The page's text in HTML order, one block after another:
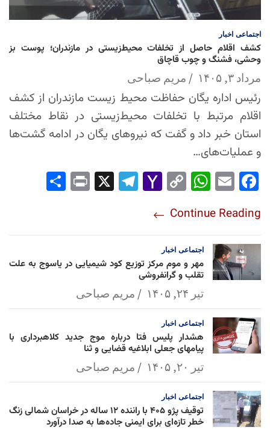
اجتماعی اخبار
کشف اقلام حاصل از تخلفات محیط‌زیستی در مازندران؛ پوست بز
وحشی، فشنگ و چوب قاچاق
مرداد ۳, ۱۴۰۵ مریم صباحی
رئیس اداره یگان حفاظت محیط زیست مازندران از کشف
اقلام مرتبط با تخلفات محیط‌زیستی در نقاط مختلف
استان خبر داد و گفت که نیروهای یگان در ادامه گشت‌ها
و عملیات‌های…
Fac
ok
Em
Wh
Ap
p
Co
Lin
k
Yah
l
Tel
Pri
Continue Reading
اجتماعی اخبار
مهر و موم مرکز توزیع کود شیمیایی در یاسوج به علت
تقلب و گرانفروشی
تیر ۲۴, ۱۴۰۵ مریم صباحی
اجتماعی اخبار
هشدار پلیس فتا درباره موج جدید کلاهبرداری با
پیامهای جعلی ابلاغیه قضایی و ثنا
تیر ۲۰, ۱۴۰۵ مریم صباحی
اجتماعی اخبار
توقیف پژو ۴۰۵ با راننده ۱۲ ساله در خراسان شمالی زنگ
خطر تازه‌ای برای ایمنی جاده‌ها به صدا درآورد